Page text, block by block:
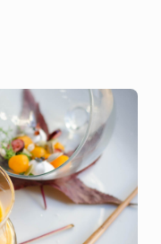
藍帶學院雪梨校